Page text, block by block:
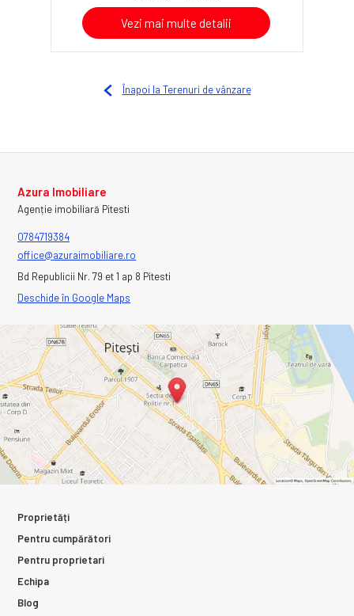
Vezi mai multe detalii
Înapoi la Terenuri de vânzare
Azura Imobiliare
Agenție imobiliară Pitesti
0784719384
office@azuraimobiliare.ro
Bd Republicii Nr. 79 et 1 ap 8 Pitesti
Deschide în Google Maps
Proprietăți
Pentru cumpărători
Pentru proprietari
Echipa
Blog